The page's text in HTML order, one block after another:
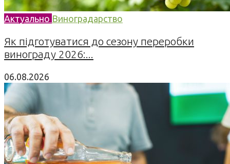
Актуально Виноградарство
Як підготуватися до сезону переробки
винограду 2026:...
06.08.2026